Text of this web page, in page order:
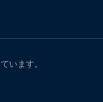
います。